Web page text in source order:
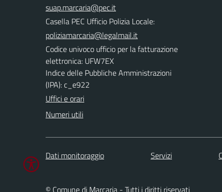
suap.marcaria@pec.it
Casella PEC Ufficio Polizia Locale:
poliziamarcaria@legalmail.it
Codice univoco ufficio per la fatturazione
elettronica: UFW7EX
Indice delle Pubbliche Amministrazioni
(IPA): c_e922
Uffici e orari
Numeri utili
Dati monitoraggio Servizi
© Comune di Marcaria - Tutti i diritti riservati